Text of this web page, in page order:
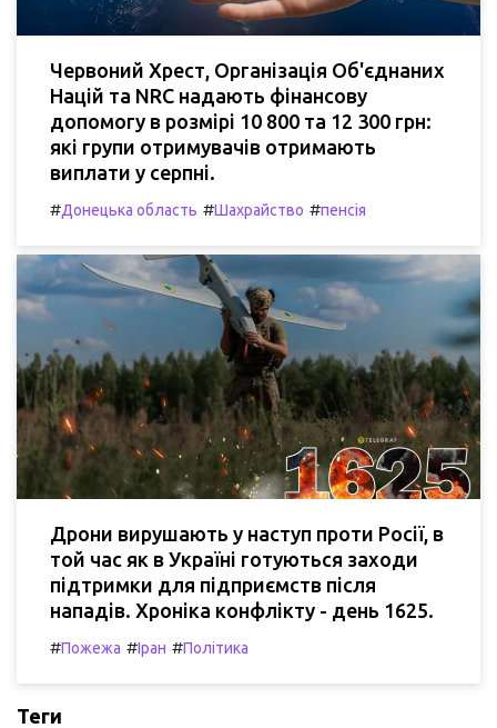
Червоний Хрест, Організація Об'єднаних
Націй та NRC надають фінансову
допомогу в розмірі 10 800 та 12 300 грн:
які групи отримувачів отримають
виплати у серпні.
#Донецька область #Шахрайство #пенсія
Дрони вирушають у наступ проти Росії, в
той час як в Україні готуються заходи
підтримки для підприємств після
нападів. Хроніка конфлікту - день 1625.
#Пожежа #Іран #Політика
Теги